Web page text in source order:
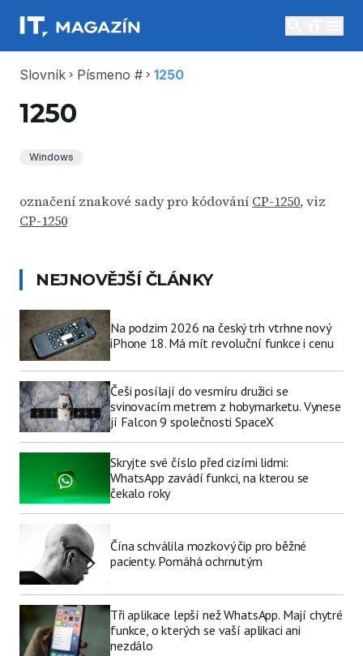
Slovník chevron_right Písmeno # chevron_right 1250
1250
Windows
označení znakové sady pro kódování CP-1250, viz
CP-1250
NEJNOVĚJŠÍ ČLÁNKY
Na podzim 2026 na český trh vtrhne nový
iPhone 18. Má mít revoluční funkce i cenu
Češi posílají do vesmíru družici se
svinovacím metrem z hobymarketu. Vynese
jí Falcon 9 společnosti SpaceX
Skryjte své číslo před cizími lidmi:
WhatsApp zavádí funkci, na kterou se
čekalo roky
Čína schválila mozkový čip pro běžné
pacienty. Pomáhá ochrnutým
Tři aplikace lepší než WhatsApp. Mají chytré
funkce, o kterých se vaší aplikaci ani
nezdálo